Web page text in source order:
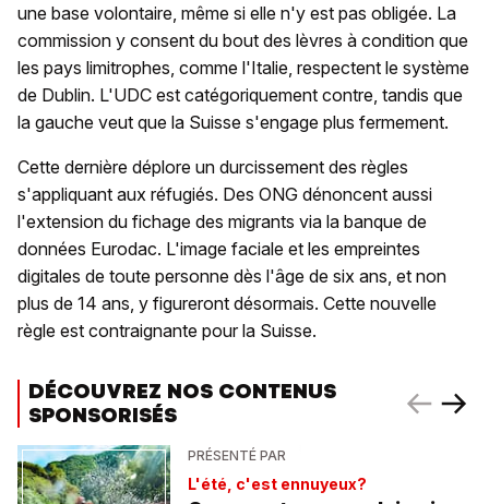
une base volontaire, même si elle n'y est pas obligée. La
commission y consent du bout des lèvres à condition que
les pays limitrophes, comme l'Italie, respectent le système
de Dublin. L'UDC est catégoriquement contre, tandis que
la gauche veut que la Suisse s'engage plus fermement.
Cette dernière déplore un durcissement des règles
s'appliquant aux réfugiés. Des ONG dénoncent aussi
l'extension du fichage des migrants via la banque de
données Eurodac. L'image faciale et les empreintes
digitales de toute personne dès l'âge de six ans, et non
plus de 14 ans, y figureront désormais. Cette nouvelle
règle est contraignante pour la Suisse.
DÉCOUVREZ NOS CONTENUS
SPONSORISÉS
PRÉSENTÉ PAR
L'été, c'est ennuyeux?